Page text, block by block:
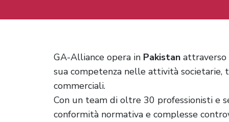
GA-Alliance opera in Pakistanattraverso
sua competenza nelle attività societarie,
commerciali.
Con un team di oltre 30 professionisti e
conformità normativa e complesse